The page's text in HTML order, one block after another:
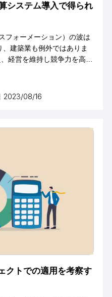
システム導入で得られ
フォーメーション）の波は
建築業も例外ではありま
経営を維持し競争力を高め
スの改
2023/08/16
クトでの適用を考察す